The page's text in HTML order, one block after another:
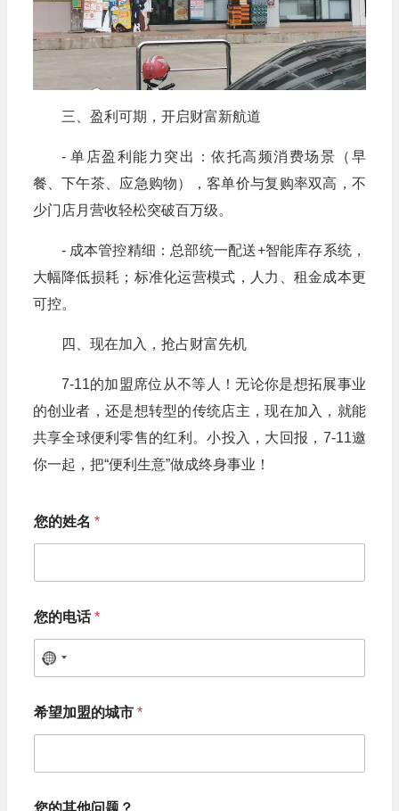
三、盈利可期，开启财富新航道
- 单店盈利能力突出：依托高频消费场景（早
餐、下午茶、应急购物），客单价与复购率双高，不
少门店月营收轻松突破百万级。
- 成本管控精细：总部统一配送+智能库存系统，
大幅降低损耗；标准化运营模式，人力、租金成本更
可控。
四、现在加入，抢占财富先机
7-11的加盟席位从不等人！无论你是想拓展事业
的创业者，还是想转型的传统店主，现在加入，就能
共享全球便利零售的红利。小投入，大回报，7-11邀
你一起，把“便利生意”做成终身事业！
的
其
？
您
的
姓
名
您的姓名 *
您的电话*
N
c
u
希望加盟的城市 *
您的其他问题？